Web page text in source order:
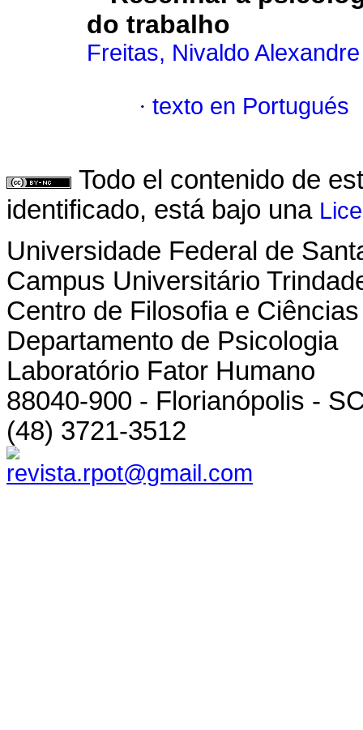
do trabalho
Freitas, Nivaldo
· texto en Portugués
Todo el contenido de
identificado, está bajo una
Universidade Federal de
Campus Universitário
Centro de Filosofia e
Departamento de Psicologia
Laboratório Fator Humano
88040-900 - Florianópolis -
(48) 3721-3512
revista.rpot@gmail.com